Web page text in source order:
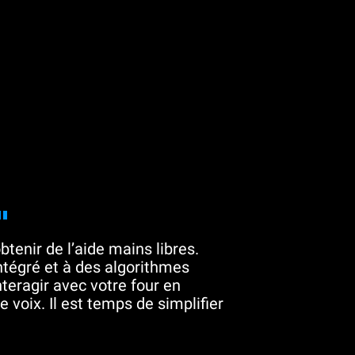
de l’aide mains libres.
et à des algorithmes
avec votre four en
voix. Il est temps de simplifier